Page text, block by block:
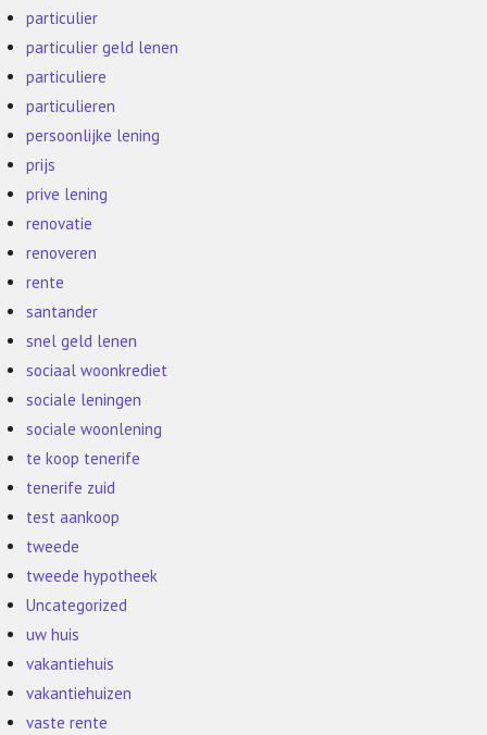
particulier
particulier geld lenen
particuliere
particulieren
persoonlijke lening
prijs
prive lening
renovatie
renoveren
rente
santander
snel geld lenen
sociaal woonkrediet
sociale leningen
sociale woonlening
te koop tenerife
tenerife zuid
test aankoop
tweede
tweede hypotheek
Uncategorized
uw huis
vakantiehuis
vakantiehuizen
vaste rente